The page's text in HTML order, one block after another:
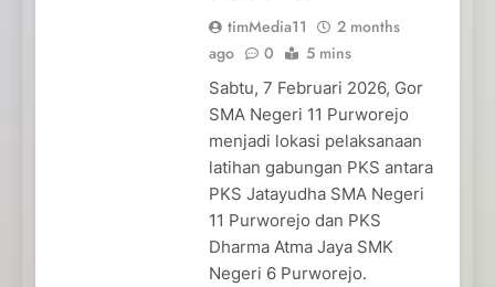
timMedia11
2 months
ago
0 5 mins
Sabtu, 7 Februari 2026, Gor
SMA Negeri 11 Purworejo
menjadi lokasi pelaksanaan
latihan gabungan PKS antara
PKS Jatayudha SMA Negeri
11 Purworejo dan PKS
Dharma Atma Jaya SMK
Negeri 6 Purworejo.